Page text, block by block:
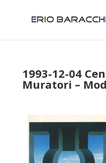
1993-12-04
Muratori –